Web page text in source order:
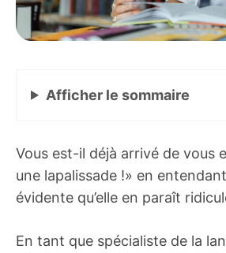
Afficher le sommaire
Vous est-il déjà arrivé de vous
une lapalissade !» en
évidente qu’elle en paraît
En tant que spécialiste de la